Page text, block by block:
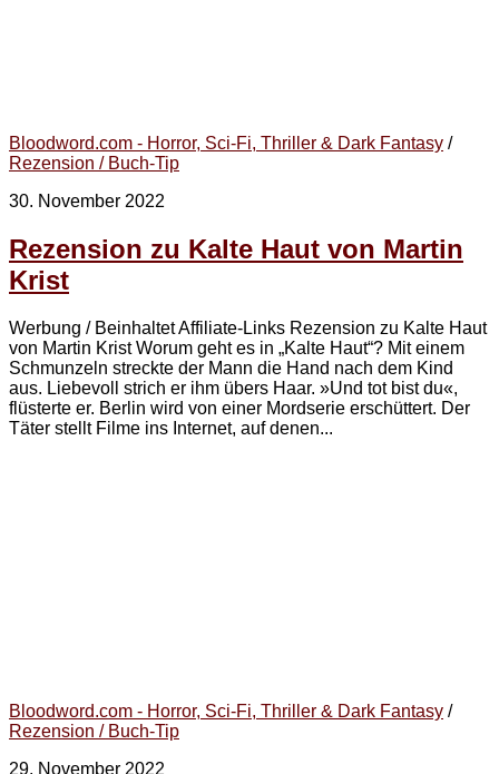
Bloodword.com - Horror, Sci-Fi, Thriller & Dark Fantasy /
Rezension / Buch-Tip
30. November 2022
Rezension zu Kalte Haut von Martin
Krist
Werbung / Beinhaltet Affiliate-Links Rezension zu Kalte Haut
von Martin Krist Worum geht es in „Kalte Haut“? Mit einem
Schmunzeln streckte der Mann die Hand nach dem Kind
aus. Liebevoll strich er ihm übers Haar. »Und tot bist du«,
flüsterte er. Berlin wird von einer Mordserie erschüttert. Der
Täter stellt Filme ins Internet, auf denen...
Bloodword.com - Horror, Sci-Fi, Thriller & Dark Fantasy /
Rezension / Buch-Tip
29. November 2022